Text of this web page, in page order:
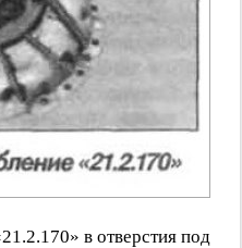
в отверстия под